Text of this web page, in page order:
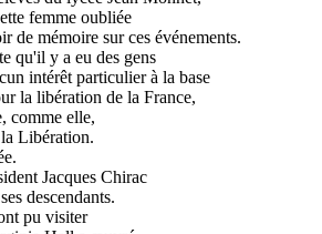
femme oubliée
de mémoire sur ces événements.
qu'il y a eu des gens
intérêt particulier à la base
la libération de la France,
comme elle,
Libération.
Jacques Chirac
descendants.
pu visiter